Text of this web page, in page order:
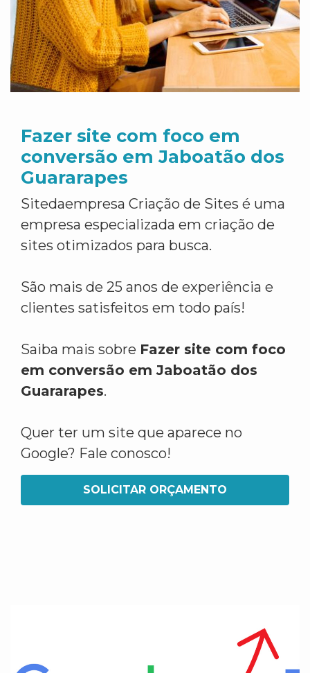
Fazer site com foco em
conversão em Jaboatão dos
Guararapes
Sitedaempresa Criação de Sites é uma
empresa especializada em criação de
sites otimizados para busca.
São mais de 25 anos de experiência e
clientes satisfeitos em todo país!
Saiba mais sobre Fazer site com foco
em conversão em Jaboatão dos
Guararapes.
Quer ter um site que aparece no
Google? Fale conosco!
SOLICITAR ORÇAMENTO